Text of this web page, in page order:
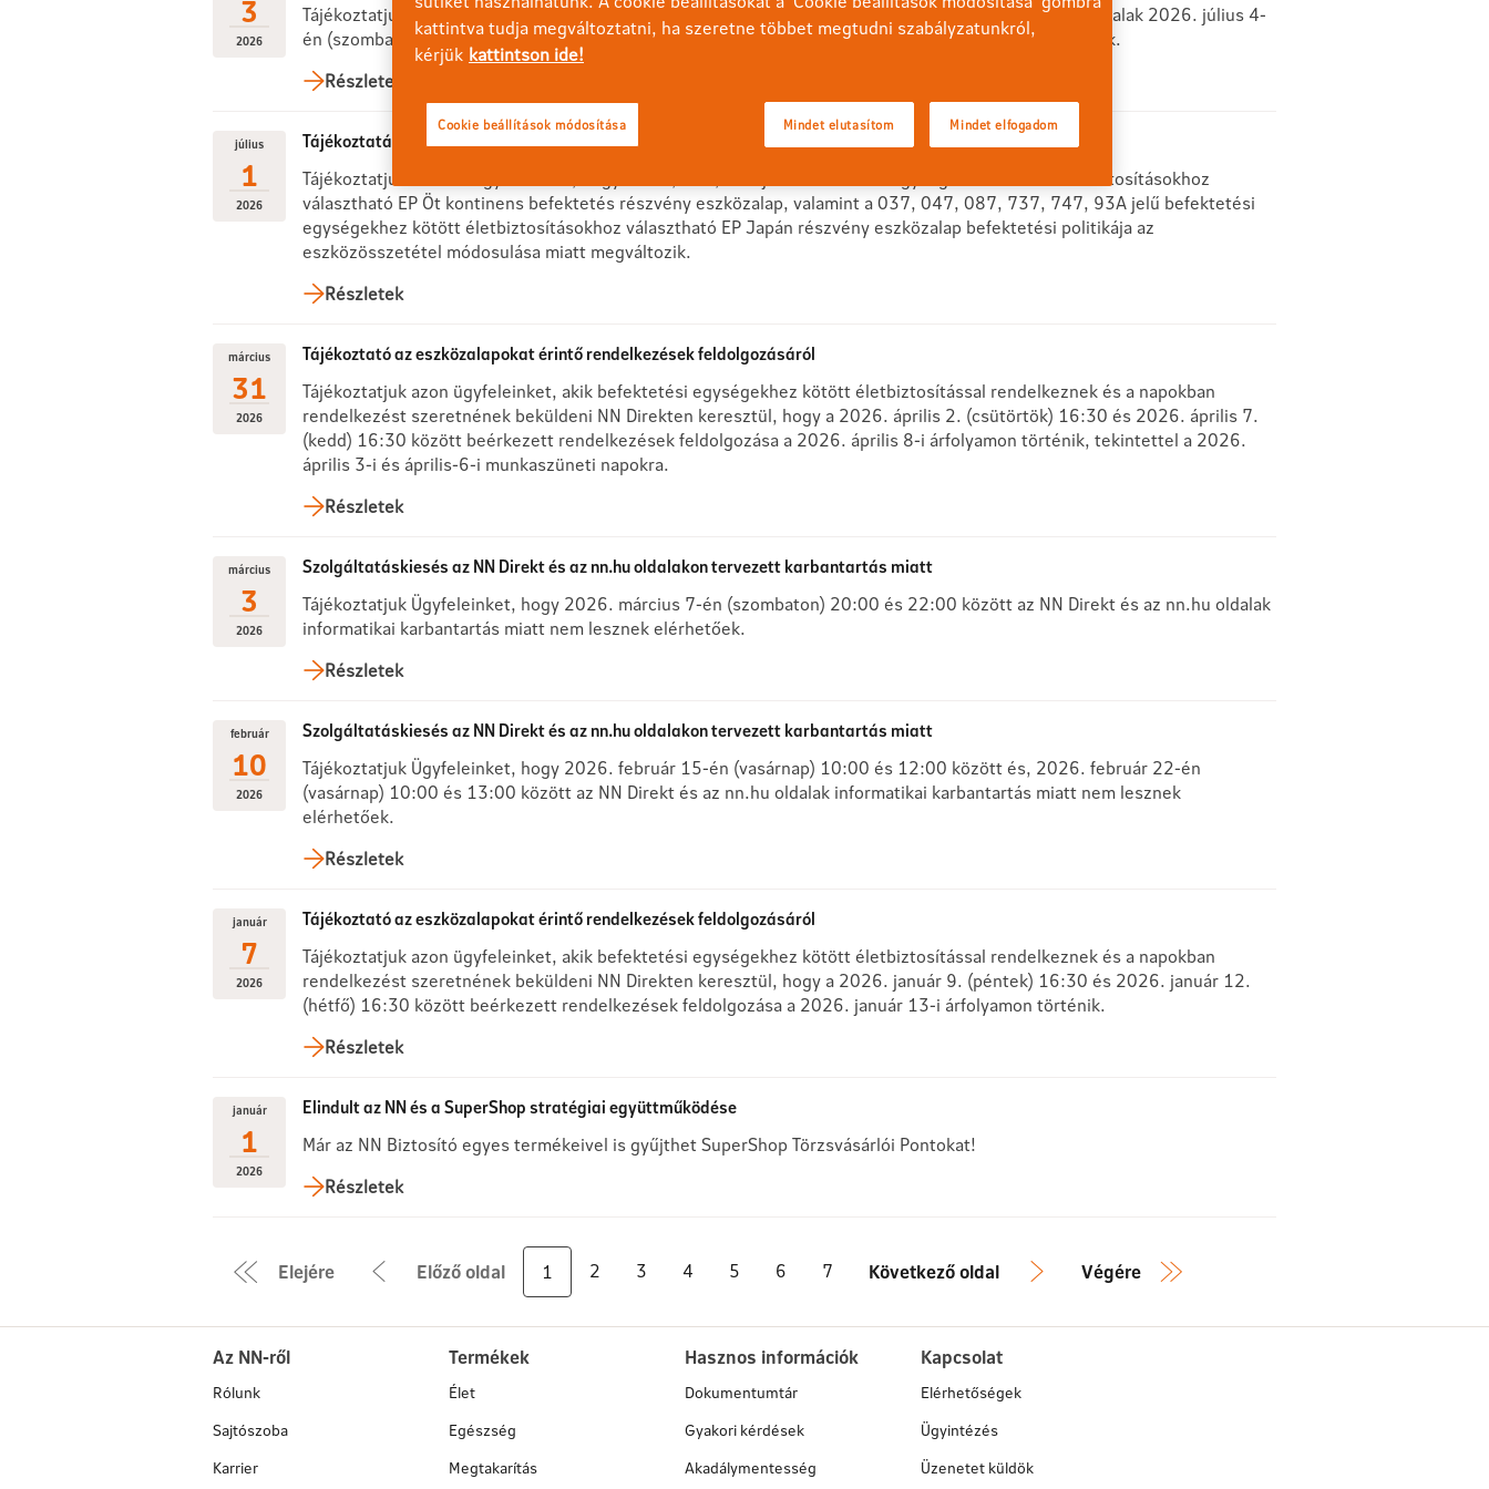
3
2026
Tájékoztatjuk Ügyfeleinket, hogy tervezett informatikai karbantartás miatt az NN Direkt és az nn.hu oldalak 2026. július 4-
én (szombaton) 8:00 órától várhatóan 2026. július 5-én (vasárnap) 20:00 óráig nem lesznek elérhetők.
Részletek
július
1
2026
Tájékoztatás eszközalapok befektetési politikájának változásáról
Tájékoztatjuk tisztelt Ügyfeleinket, hogy a 037, 087, 747 jelű befektetési egységekhez kötött életbiztosításokhoz
választható EP Öt kontinens befektetés részvény eszközalap, valamint a 037, 047, 087, 737, 747, 93A jelű befektetési
egységekhez kötött életbiztosításokhoz választható EP Japán részvény eszközalap befektetési politikája az
eszközösszetétel módosulása miatt megváltozik.
Részletek
március
31
2026
Tájékoztató az eszközalapokat érintő rendelkezések feldolgozásáról
Tájékoztatjuk azon ügyfeleinket, akik befektetési egységekhez kötött életbiztosítással rendelkeznek és a napokban
rendelkezést szeretnének beküldeni NN Direkten keresztül, hogy a 2026. április 2. (csütörtök) 16:30 és 2026. április 7.
(kedd) 16:30 között beérkezett rendelkezések feldolgozása a 2026. április 8-i árfolyamon történik, tekintettel a 2026.
április 3-i és április-6-i munkaszüneti napokra.
Részletek
március
3
2026
Szolgáltatáskiesés az NN Direkt és az nn.hu oldalakon tervezett karbantartás miatt
Tájékoztatjuk Ügyfeleinket, hogy 2026. március 7-én (szombaton) 20:00 és 22:00 között az NN Direkt és az nn.hu oldalak
informatikai karbantartás miatt nem lesznek elérhetőek.
Részletek
február
10
2026
Szolgáltatáskiesés az NN Direkt és az nn.hu oldalakon tervezett karbantartás miatt
Tájékoztatjuk Ügyfeleinket, hogy 2026. február 15-én (vasárnap) 10:00 és 12:00 között és, 2026. február 22-én
(vasárnap) 10:00 és 13:00 között az NN Direkt és az nn.hu oldalak informatikai karbantartás miatt nem lesznek
elérhetőek.
Részletek
január
7
2026
Tájékoztató az eszközalapokat érintő rendelkezések feldolgozásáról
Tájékoztatjuk azon ügyfeleinket, akik befektetési egységekhez kötött életbiztosítással rendelkeznek és a napokban
rendelkezést szeretnének beküldeni NN Direkten keresztül, hogy a 2026. január 9. (péntek) 16:30 és 2026. január 12.
(hétfő) 16:30 között beérkezett rendelkezések feldolgozása a 2026. január 13-i árfolyamon történik.
Részletek
január
1
2026
Elindult az NN és a SuperShop stratégiai együttműködése
Már az NN Biztosító egyes termékeivel is gyűjthet SuperShop Törzsvásárlói Pontokat!
Részletek
Elejére Előző oldal 1 2 3 4 5 6 7 Következő oldal Végére
Az NN-ről
Rólunk
Sajtószoba
Karrier
Termékek
Élet
Egészség
Megtakarítás
Hasznos információk
Dokumentumtár
Gyakori kérdések
Akadálymentesség
Kapcsolat
Elérhetőségek
Ügyintézés
Üzenetet küldök
kattintva tudja megváltoztatni, ha szeretne többet megtudni szabályzatunkról,
kérjük kattintson ide!
Mindet elutasítom Mindet elfogadom
Cookie beállítások módosítása